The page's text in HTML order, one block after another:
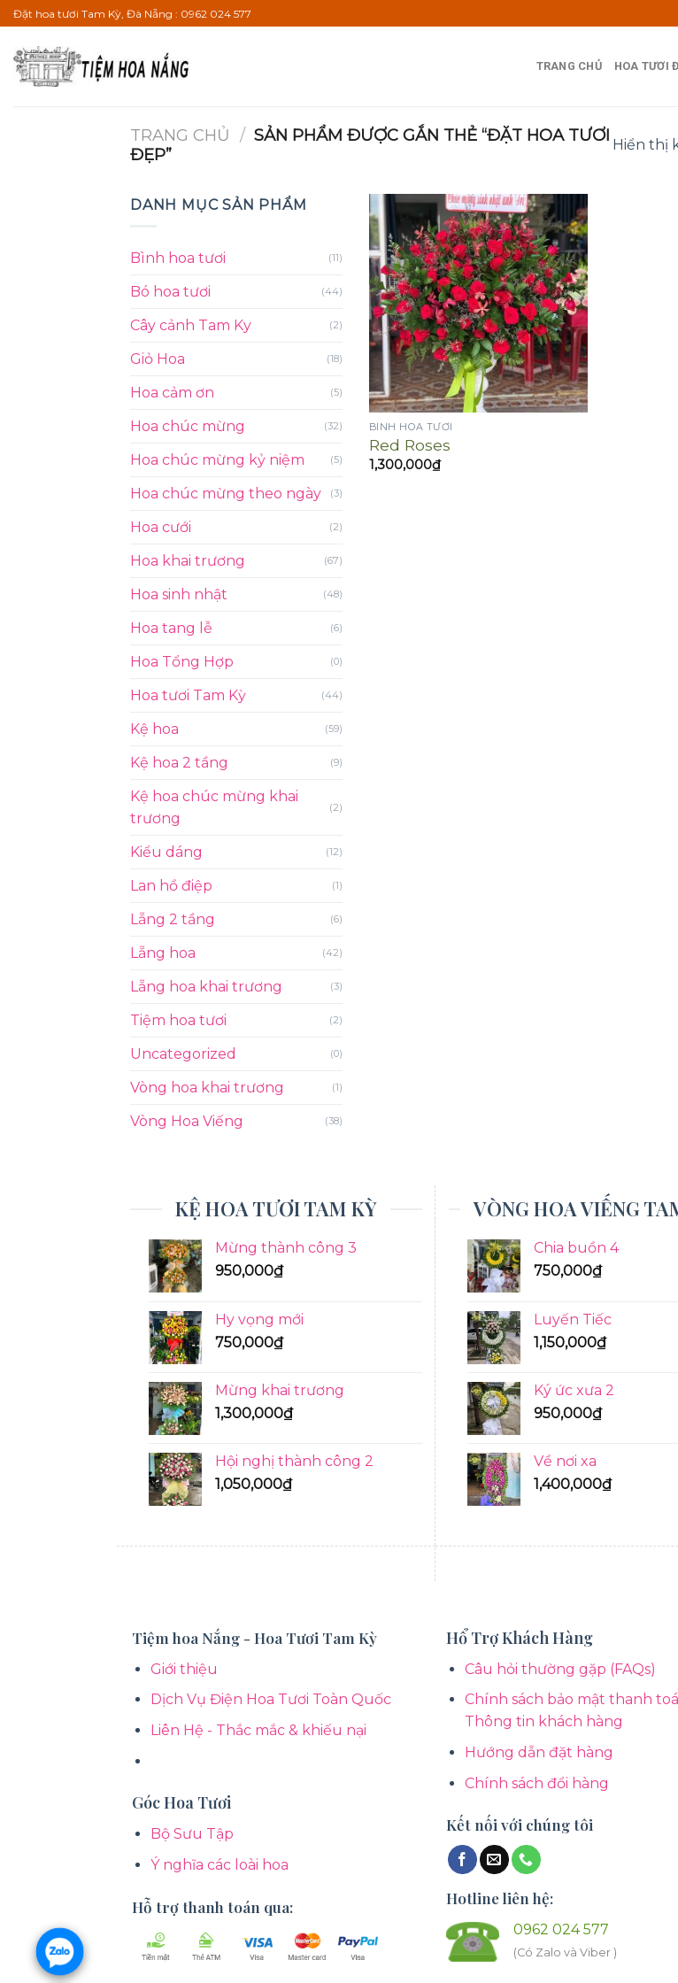
Bỏ
qua
nội
dung
Đặt hoa tươi Tam Kỳ, Đà Nẵng : 0962 024 577
TRANG CHỦ HOA TƯƠI
TRANG CHỦ / SẢN PHẨM ĐƯỢC GẮN THẺ “ĐẶT HOA TƯƠI
ĐẸP”
Hiển thị
DANH MỤC SẢN PHẨM
Bình hoa tươi (11)
Bó hoa tươi (44)
Cây cảnh Tam Ky (2)
Giỏ Hoa (18)
Hoa cảm ơn (5)
Hoa chúc mừng (32)
Hoa chúc mừng kỷ niệm (5)
Hoa chúc mừng theo ngày (3)
Hoa cưới (2)
Hoa khai trương (67)
Hoa sinh nhật (48)
Hoa tang lễ (6)
Hoa Tổng Hợp (0)
Hoa tươi Tam Kỳ (44)
Kệ hoa (59)
Kệ hoa 2 tầng (9)
Kệ hoa chúc mừng khai
trương
(2)
Kiểu dáng (12)
Lan hồ điệp (1)
Lẵng 2 tầng (6)
Lẵng hoa (42)
Lẵng hoa khai trương (3)
Tiệm hoa tươi (2)
Uncategorized (0)
Vòng hoa khai trương (1)
Vòng Hoa Viếng (38)
BÌNH HOA TƯƠI
Red Roses
1,300,000₫
KỆ HOA TƯƠI TAM KỲ
Mừng thành công 3
950,000₫
Hy vọng mới
750,000₫
Mừng khai trương
1,300,000₫
Hội nghị thành công 2
1,050,000₫
VÒNG HOA VIẾNG
Chia buồn 4
750,000₫
Luyến Tiếc
1,150,000₫
Ký ức xưa 2
950,000₫
Về nơi xa
1,400,000₫
Tiệm hoa Nắng - Hoa Tươi Tam Kỳ
Giới thiệu
Dịch Vụ Điện Hoa Tươi Toàn Quốc
Liên Hệ - Thắc mắc & khiếu nại
Góc Hoa Tươi
Bộ Sưu Tập
Ý nghĩa các loài hoa
Hỗ trợ thanh toán qua:
Hổ Trợ Khách Hàng
Câu hỏi thường gặp (FAQs)
Chính sách bảo mật thanh
Thông tin khách hàng
Hướng dẫn đặt hàng
Chính sách đổi hàng
Kết nối với chúng tôi
Hotline liên hệ:
0962 024 577
(Có Zalo và Viber )